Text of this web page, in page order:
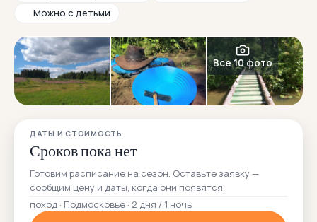
Можно с детьми
Все 10 фото
ДАТЫ И СТОИМОСТЬ
Сроков пока нет
Готовим расписание на сезон. Оставьте заявку —
сообщим цену и даты, когда они появятся.
поход · Подмосковье · 2 дня / 1 ночь